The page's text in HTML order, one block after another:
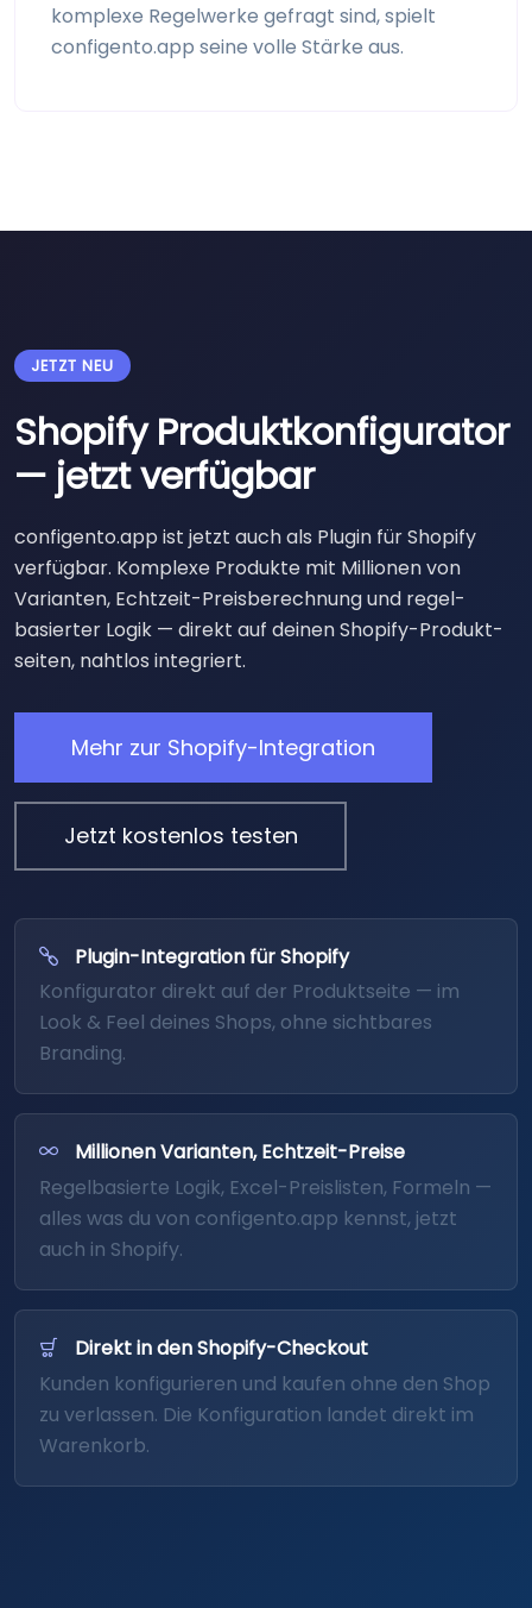
komplexe Regel­werke gefragt sind, spielt
configento.app seine volle Stärke aus.
JETZT NEU
Shopify Produkt­konfigurator
— jetzt verfügbar
configento.app ist jetzt auch als Plugin für Shopify
verfügbar. Komplexe Produkte mit Millionen von
Varianten, Echtzeit-Preis­berechnung und regel­
basierter Logik — direkt auf deinen Shopify-Produkt­
seiten, nahtlos integriert.
Mehr zur Shopify-Integration
Jetzt kostenlos testen
Plugin-Integration für Shopify
Konfigurator direkt auf der Produkt­seite — im
Look & Feel deines Shops, ohne sichtbares
Branding.
Millionen Varianten, Echtzeit-Preise
Regel­basierte Logik, Excel-Preis­listen, Formeln —
alles was du von configento.app kennst, jetzt
auch in Shopify.
Direkt in den Shopify-Checkout
Kunden konfigurieren und kaufen ohne den Shop
zu verlassen. Die Konfiguration landet direkt im
Waren­korb.